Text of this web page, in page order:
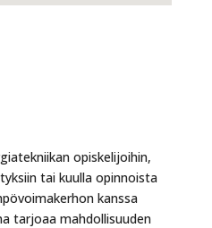
opiskelijoihin,
tai kuulla opinnoista
kanssa
tarjoaa mahdollisuuden